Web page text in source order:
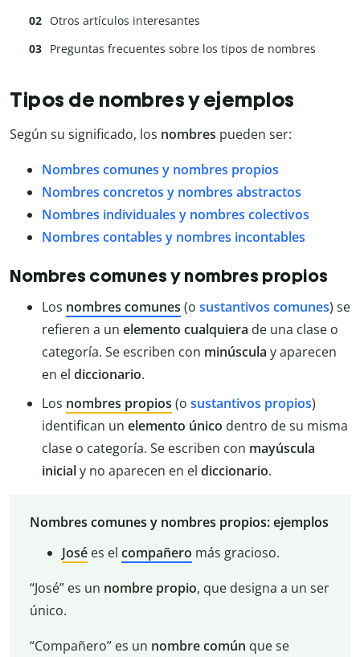
Otros artículos interesantes
Preguntas frecuentes sobre los tipos de nombres
Tipos de nombres y ejemplos
Según su significado, los nombres pueden ser:
Nombres comunes y nombres propios
Nombres concretos y nombres abstractos
Nombres individuales y nombres colectivos
Nombres contables y nombres incontables
Nombres comunes y nombres propios
Los nombres comunes (o sustantivos comunes) se
refieren a un elemento cualquiera de una clase o
categoría. Se escriben con minúscula y aparecen
en el diccionario.
Los nombres propios (o sustantivos propios)
identifican un elemento único dentro de su misma
clase o categoría. Se escriben con mayúscula
inicialy no aparecen en el diccionario.
Nombres comunes y nombres propios: ejemplos
Josées el compañero más gracioso.
“José” es un nombre propio, que designa a un ser
único.
“Compañero” es un nombre común que se